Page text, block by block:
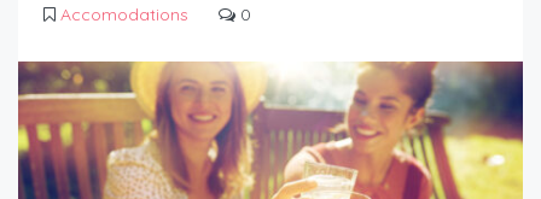
Accomodations
0